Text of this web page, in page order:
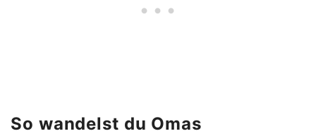
So wandelst du Omas